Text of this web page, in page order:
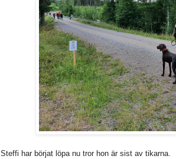
Steffi har börjat löpa nu tror hon är sist av tikarna.